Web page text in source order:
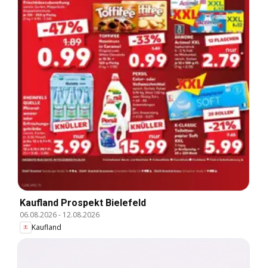
Kaufland Prospekt Bielefeld
06.08.2026- 12.08.2026
Kaufland